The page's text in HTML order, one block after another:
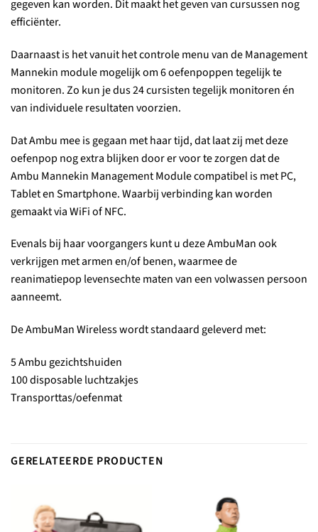
gegeven kan worden. Dit maakt het geven van cursussen nog
efficiënter.
Daarnaast is het vanuit het controle menu van de Management
Mannekin module mogelijk om 6 oefenpoppen tegelijk te
monitoren. Zo kun je dus 24 cursisten tegelijk monitoren én
van individuele resultaten voorzien.
Dat Ambu mee is gegaan met haar tijd, dat laat zij met deze
oefenpop nog extra blijken door er voor te zorgen dat de
Ambu Mannekin Management Module compatibel is met PC,
Tablet en Smartphone. Waarbij verbinding kan worden
gemaakt via WiFi of NFC.
Evenals bij haar voorgangers kunt u deze AmbuMan ook
verkrijgen met armen en/of benen, waarmee de
reanimatiepop levensechte maten van een volwassen persoon
aanneemt.
De AmbuMan Wireless wordt standaard geleverd met:
5 Ambu gezichtshuiden
100 disposable luchtzakjes
Transporttas/oefenmat
GERELATEERDE PRODUCTEN